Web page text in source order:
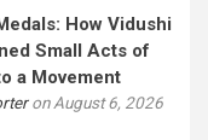
How Vidushi
Small Acts of
a Movement
on August 6, 2026